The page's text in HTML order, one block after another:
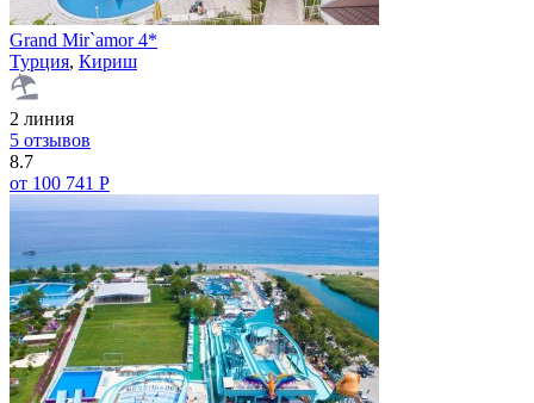
Grand Mir`amor 4*
Турция, Кириш
2 линия
5 отзывов
8.7
от 100 741 Р